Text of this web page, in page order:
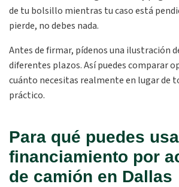
de tu bolsillo mientras tu caso está
pierde, no debes nada.
Antes de firmar, pídenos una ilustración
diferentes plazos. Así puedes comparar
cuánto necesitas realmente en lugar de
práctico.
Para qué puedes
financiamiento por
de camión en Dallas